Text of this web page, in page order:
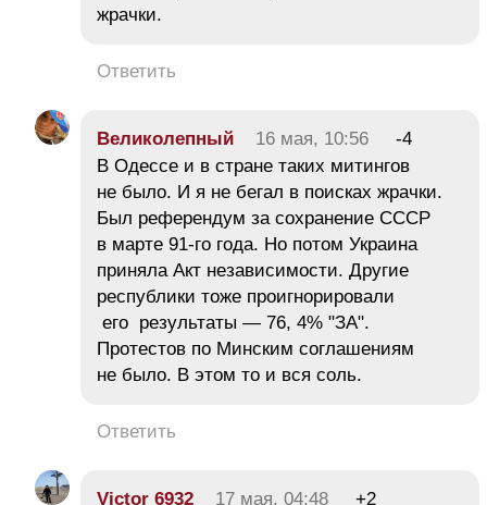
жрачки.
Ответить
Великолепный 16 мая, 10:56
-4
В Одессе и в стране таких митингов
не было. И я не бегал в поисках жрачки.
Был референдум за сохранение СССР
в марте 91-го года. Но потом Украина
приняла Акт независимости. Другие
республики тоже проигнорировали
его результаты — 76, 4% "ЗА".
Протестов по Минским соглашениям
не было. В этом то и вся соль.
Ответить
Victor 6932 17 мая, 04:48
+2